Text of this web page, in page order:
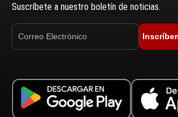
Suscríbete a nuestro boletín de noticias.